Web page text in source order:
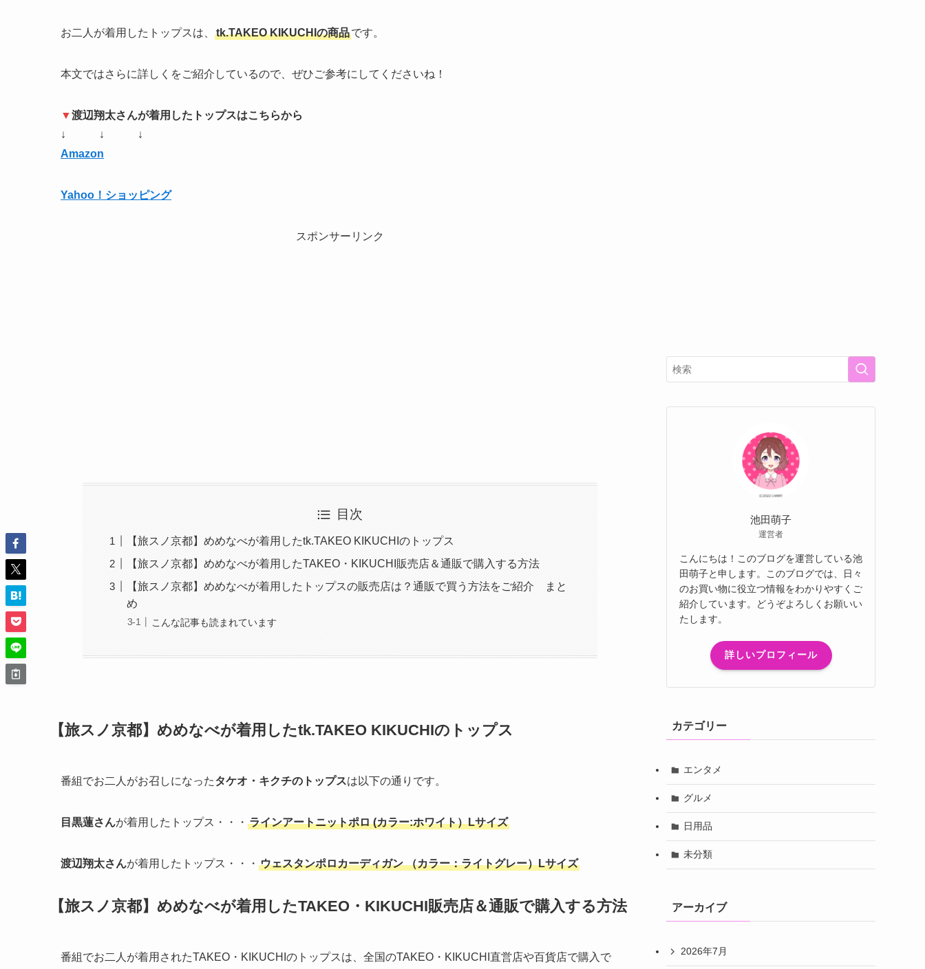
お二人が着用したトップスは、 tk.TAKEO KIKUCHIの商品です。
本文ではさらに詳しくをご紹介しているので、ぜひご参考にしてくださいね！
▼渡辺翔太さんが着用したトップスはこちらから
↓ ↓ ↓
Amazon
Yahoo！ショッピング
スポンサーリンク
目次
【旅スノ京都】めめなべが着用したtk.TAKEO KIKUCHIのトップス
【旅スノ京都】めめなべが着用したTAKEO・KIKUCHI販売店＆通販で購入する方法
【旅スノ京都】めめなべが着用したトップスの販売店は？通販で買う方法をご紹介 まと
め
こんな記事も読まれています
【旅スノ京都】めめなべが着用したtk.TAKEO KIKUCHIのトップス
番組でお二人がお召しになったタケオ・キクチのトップスは以下の通りです。
目黒蓮さんが着用したトップス・・・ ラインアートニットポロ (カラー:ホワイト）Lサイズ
渡辺翔太さんが着用したトップス・・・ ウェスタンポロカーディガン （カラー：ライトグレー）Lサイズ
【旅スノ京都】めめなべが着用したTAKEO・KIKUCHI販売店＆通販で購入する方法
番組でお二人が着用されたTAKEO・KIKUCHIのトップスは、全国のTAKEO・KIKUCHI直営店や百貨店で購入で
池田萌子
運営者
こんにちは！このブログを運営している池
田萌子と申します。このブログでは、日々
のお買い物に役立つ情報をわかりやすくご
紹介しています。どうぞよろしくお願いい
たします。
詳しいプロフィール
カテゴリー
エンタメ
グルメ
日用品
未分類
アーカイブ
2026年7月